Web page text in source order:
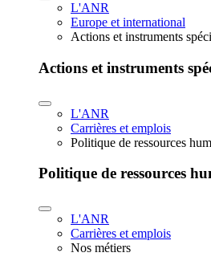
L'ANR
Europe et international
Actions et instruments
Actions et instruments
L'ANR
Carrières et emplois
Politique de ressources
Politique de ressources
L'ANR
Carrières et emplois
Nos métiers